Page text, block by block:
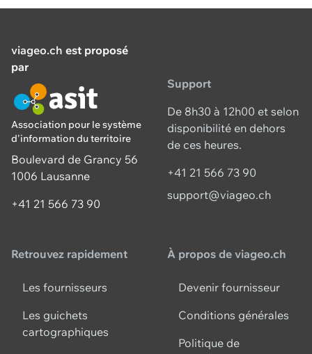
viageo.ch est proposé
par
Association pour le système
d'information du territoire
Boulevard de Grancy 56
1006 Lausanne
+41 21 566 73 90
Support
De 8h30 à 12h00 et selon
disponibilité en dehors
de ces heures.
+41 21 566 73 90
support@viageo.ch
Retrouvez rapidement
Les fournisseurs
Les guichets
cartographiques
À propos de viageo.ch
Devenir fournisseur
Conditions générales
Politique de